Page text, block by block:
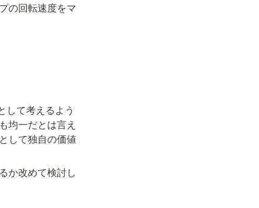
の回転速度をマ
して考えるよう
均一だとは言え
して独自の価値
か改めて検討し